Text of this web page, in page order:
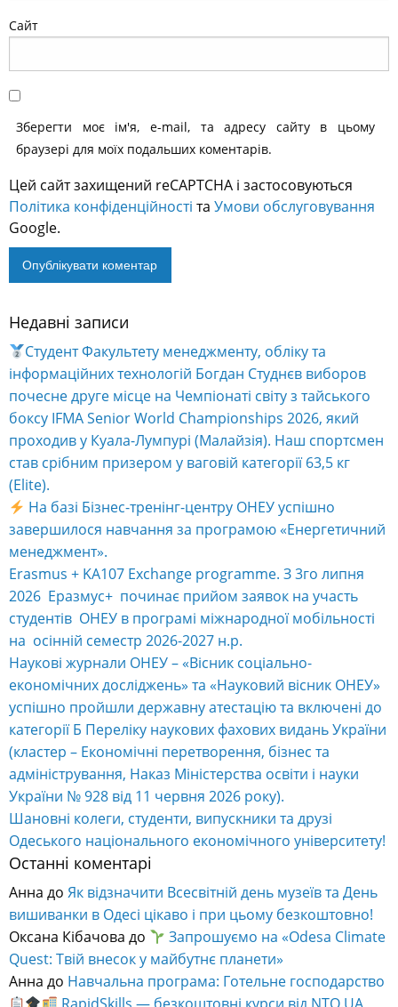
Сайт
Зберегти моє ім'я, e-mail, та адресу сайту в цьому
браузері для моїх подальших коментарів.
Цей сайт захищений reCAPTCHA і застосовуються
Політика конфіденційності та Умови обслуговування
Google.
Alternative:
Недавні записи
Студент Факультету менеджменту, обліку та
інформаційних технологій Богдан Студнєв виборов
почесне друге місце на Чемпіонаті світу з тайського
боксу IFMA Senior World Championships 2026, який
проходив у Куала-Лумпурі (Малайзія). Наш спортсмен
став срібним призером у ваговій категорії 63,5 кг
(Elite).
На базі Бізнес-тренінг-центру ОНЕУ успішно
завершилося навчання за програмою «Енергетичний
менеджмент».
Erasmus + KA107 Exchange programme. З 3го липня
2026 Еразмус+ починає прийом заявок на участь
студентів ОНЕУ в програмі міжнародної мобільності
на осінній семестр 2026-2027 н.р.
Наукові журнали ОНЕУ – «Вісник соціально-
економічних досліджень» та «Науковий вісник ОНЕУ»
успішно пройшли державну атестацію та включені до
категорії Б Переліку наукових фахових видань України
(кластер – Економічні перетворення, бізнес та
адміністрування, Наказ Міністерства освіти і науки
України № 928 від 11 червня 2026 року).
Шановні колеги, студенти, випускники та друзі
Одеського національного економічного університету!
Останні коментарі
Анна до Як відзначити Всесвітній день музеїв та День
вишиванки в Одесі цікаво і при цьому безкоштовно!
Оксана Кібачова до
Запрошуємо на «Odesa Climate
Quest: Твій внесок у майбутнє планети»
Анна до Навчальна програма: Готельне господарство